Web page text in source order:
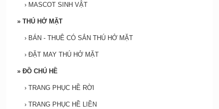
› MASCOT SINH VẬT
» THÚ HỞ MẶT
› BÁN - THUÊ CÓ SẮN THÚ HỞ MẶT
› ĐẶT MAY THÚ HỞ MẶT
» ĐỒ CHÚ HỀ
› TRANG PHỤC HỀ RỜI
› TRANG PHỤC HỀ LIỀN